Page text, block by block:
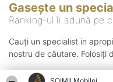
Gasește un
Ranking-ul îi adună pe
Cauți un specialist in
nostru de căutare. Folosiți